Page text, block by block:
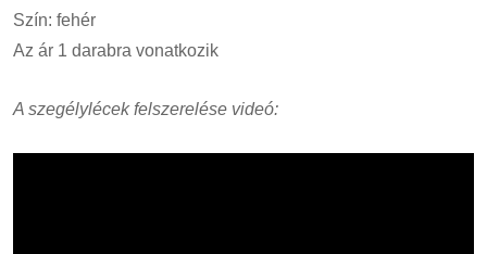
Szín: fehér
Az ár 1 darabra vonatkozik
A szegélylécek felszerelése videó: